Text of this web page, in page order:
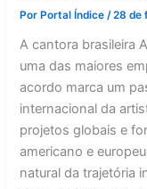
Por Portal Índice/28 de
A cantora brasileira
uma das maiores
acordo marca um
internacional da
projetos globais e
americano e
natural da trajetória